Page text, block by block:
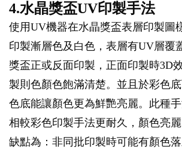
4.水晶獎盃UV印製手法
使用UV機器在水晶獎盃表層印製圖
印製漸層色及白色，表層有UV層覆
獎盃正或反面印製，正面印製時3D
製則色顏色飽滿清楚。並且於彩色
色底能讓顏色更為鮮艷亮麗。此種
相較彩色印製手法更耐久，顏色亮麗
缺點為：非同批印製時可能有顏色